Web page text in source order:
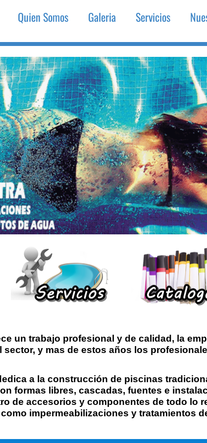
Quien Somos Galeria Servicios
un trabajo profesional y de calidad, la
sector, y mas de estos años los
a la construcción de piscinas
formas libres, cascadas, fuentes e
de accesorios y componentes de todo lo
como impermeabilizaciones y tratamientos